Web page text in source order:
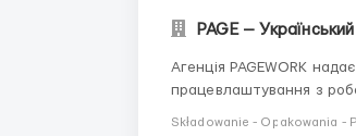
PAGE —
Агенція PAGEWORK
працевлаштування з роботодавцем
Składowanie - Opakowania -